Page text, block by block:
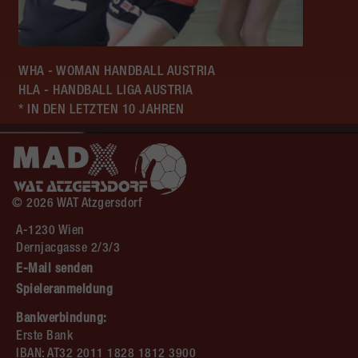
WHA - WOMAN HANDBALL AUSTRIA
HLA - HANDBALL LIGA AUSTRIA
* IN DEN LETZTEN 10 JAHREN
© 2026 WAT Atzgersdorf
A-1230 Wien
Dernjacgasse 2/3/3
E-Mail senden
Spieleranmeldung
Bankverbindung:
Erste Bank
IBAN: AT32 2011 1828 1812 3900